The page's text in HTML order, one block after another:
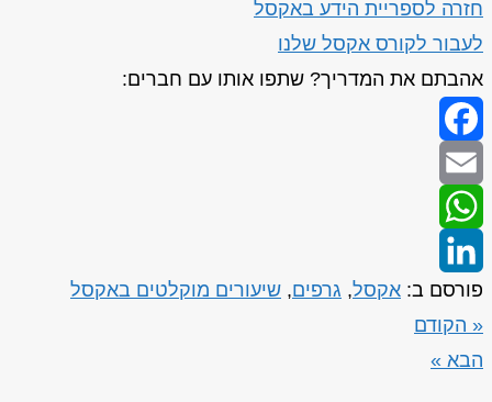
חזרה לספריית הידע באקסל
לעבור לקורס אקסל שלנו
אהבתם את המדריך? שתפו אותו עם חברים:
Facebook
Email
WhatsApp
LinkedIn
פורסם ב: אקסל, גרפים, שיעורים מוקלטים באקסל
« הקודם
הבא »